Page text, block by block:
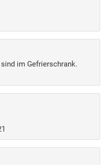
im Gefrierschrank.